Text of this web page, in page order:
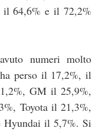
il 64,6% e il 72,2%
numeri molto
perso il 17,2%, il
GM il 25,9%,
Toyota il 21,3%,
il 5,7%. Si